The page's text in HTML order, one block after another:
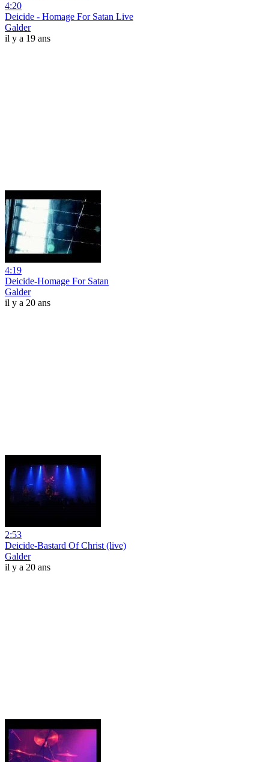
4:20
Deicide - Homage For Satan Live
Galder
il y a 19 ans
4:19
Deicide-Homage For Satan
Galder
il y a 20 ans
2:53
Deicide-Bastard Of Christ (live)
Galder
il y a 20 ans